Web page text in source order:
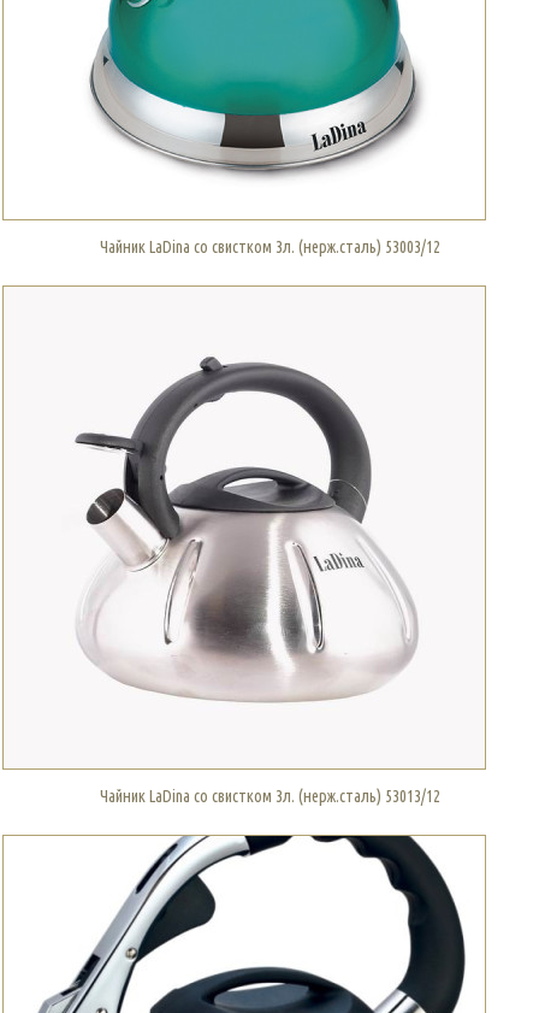
Чайник LaDina со свистком 3л. (нерж.сталь) 53003/12
Чайник LaDina со свистком 3л. (нерж.сталь) 53013/12